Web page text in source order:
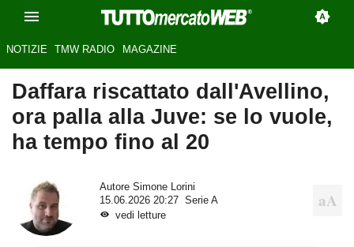
NOTIZIE TMW RADIO MAGAZINE
Daffara riscattato dall'Avellino,
ora palla alla Juve: se lo vuole,
ha tempo fino al 20
Autore Simone Lorini
15.06.2026 20:27
Serie A
vedi letture